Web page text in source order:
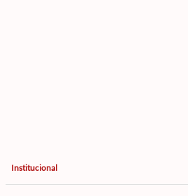
Institucional